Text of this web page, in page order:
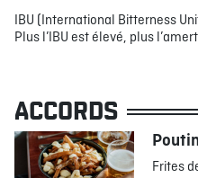
IBU (International Bitterness
Plus l’IBU est élevé, plus
ACCORDS
Frites